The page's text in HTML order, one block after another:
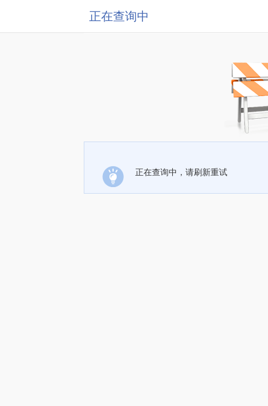
正在查询中
正在查询中，请刷新重试